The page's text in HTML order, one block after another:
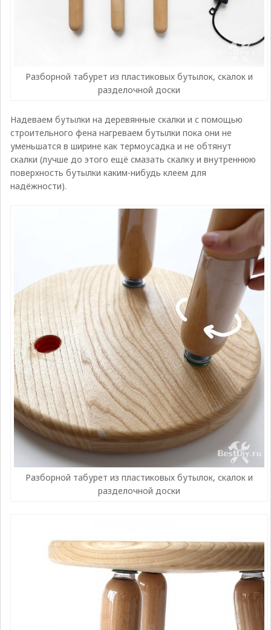
Разборной табурет из пластиковых бутылок, скалок и
разделочной доски
Надеваем бутылки на деревянные скалки и с помощью
строительного фена нагреваем бутылки пока они не
уменьшатся в ширине как термоусадка и не обтянут
скалки (лучше до этого ещё смазать скалку и внутреннюю
поверхность бутылки каким-нибудь клеем для
надёжности).
Разборной табурет из пластиковых бутылок, скалок и
разделочной доски